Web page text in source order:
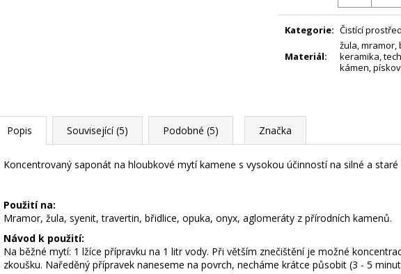
Kategorie: Čistící
Materiál:
žula mramor
keramika
kámen
Popis Související (5) Podobné (5) Značka
Koncentrovaný saponát na hloubkové mytí kamene s vysokou účinností na silné a staré
Použití na:
Mramor, žula, syenit, travertin, břidlice, opuka, onyx, aglomeráty z přírodních kamenů.
Návod k použití:
Na běžné mytí: 1 lžíce přípravku na 1 litr vody. Při větším znečištění je možné
zkoušku. Naředěný přípravek naneseme na povrch, necháme krátce působit (3 - 5